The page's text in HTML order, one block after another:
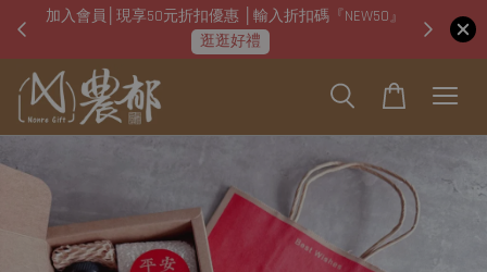
加入會員│現享50元折扣優惠 │輸入折扣碼『NEW50』
逛逛好禮
即日